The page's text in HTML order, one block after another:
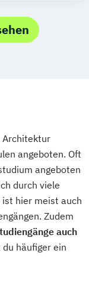
Architektur
angeboten. Oft
angeboten
durch viele
ist hier meist auch
Zudem
auch
häufiger ein